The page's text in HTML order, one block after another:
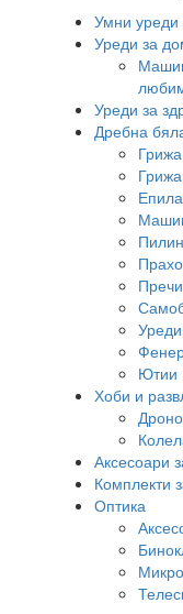
Умни уреди
Уреди за
Уреди за
Дребна
Ютии
Хоби и
Аксесоари
Комплекти
Оптика